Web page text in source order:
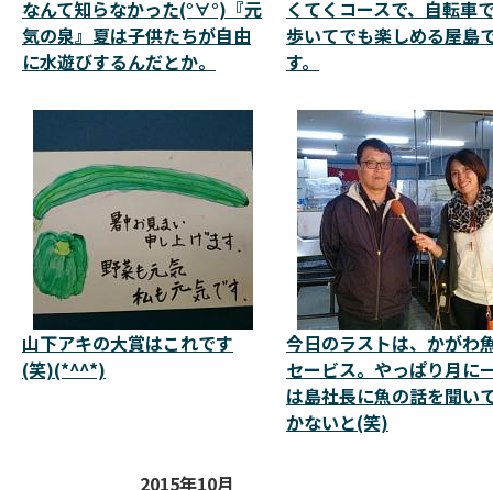
なんて知らなかった(°∀°)『元
気の泉』夏は子供たちが自由
に水遊びするんだとか。
くてくコースで、自転車
歩いてでも楽しめる屋島
す。
山下アキの大賞はこれです
(笑)(*^^*)
今日のラストは、かがわ
セービス。やっぱり月に
は島社長に魚の話を聞い
かないと(笑)
2015年10月